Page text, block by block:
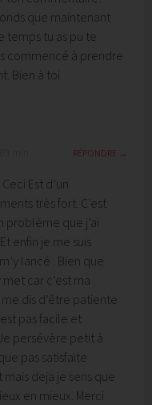
que maintenant
temps tu as pu te
commencé à prendre
Bien à toi
RÉPONDRE
Est d’un
très fort. C’est
problème que j’ai
enfin je me suis
lancé . Bien que
met car c’est ma
me dis d’être patiente
pas facile et
persévère petit à
pas satisfaite
deja je sens que
en mieux. Merci